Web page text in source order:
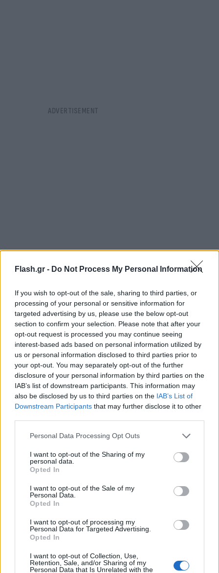
Flash.gr - Do Not Process My Personal Information
If you wish to opt-out of the sale, sharing to third parties, or
processing of your personal or sensitive information for
targeted advertising by us, please use the below opt-out
section to confirm your selection. Please note that after your
opt-out request is processed you may continue seeing
interest-based ads based on personal information utilized by
us or personal information disclosed to third parties prior to
your opt-out. You may separately opt-out of the further
disclosure of your personal information by third parties on the
IAB’s list of downstream participants. This information may
also be disclosed by us to third parties on the IAB’s List of
Downstream Participants that may further disclose it to other
Please note that this website/app uses one or more Google
not limited to your visit or usage behaviour. You may click to
grant or deny consent to Google and its third-party tags to
use your data for below specified purposes in below Google
consent section.
Personal Data Processing Opt Outs
I want to opt-out of the Sharing of my
personal data.
Opted In
I want to opt-out of the Sale of my
Personal Data.
Opted In
I want to opt-out of processing my
Personal Data for Targeted Advertising.
Opted In
I want to opt-out of Collection, Use,
Retention, Sale, and/or Sharing of my
Personal Data that Is Unrelated with the
πάνω σε αυτόν τον κανόνα», δήλωσε αξιωματούχος
της κυβέρνησης Μπάιντεν.
Πέρυσι το Τμήμα Υγείας και Ανθρωπίνων
Υπηρεσιών συνέστησε στην αμερικανική Υπηρεσία
Καταπολέμησης Ναρκωτικών ότι η μαριχουάνα θα
πρέπει να είναι φάρμακο της ομάδας ΙΙΙ, μαζί με
λιγότερο εθιστικές ουσίες όπως η κεταμίνη και η
τεστοστερόνη, πράγμα που σημαίνει ότι θα
ληφθεί με ιατρική συνταγή.
Σημειώνεται πως τον Δεκέμβριο ο πρόεδρος των
ΗΠΑ έδωσε χάρη σε δεκάδες ανθρώπους που είχαν
καταδικαστεί από την ομοσπονδιακή δικαιοσύνη
για κατοχή μαριχουάνας και μείωσε τις ποινές
άλλων 11 που είχαν καταδικαστεί σε πολυετείς
καθείρξεις για μη βίαια αδικήματα σχετιζόμενα με